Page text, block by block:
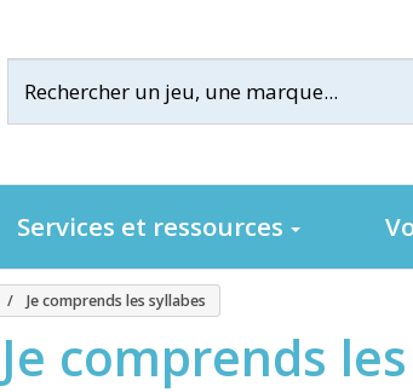
Services et ressources
Je comprends les syllabes
Je comprends